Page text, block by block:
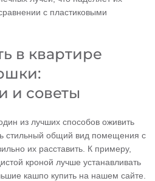
с пластиковыми
в квартире
и советы
из лучших способов оживить
стильный общий вид помещения с
их расставить. К примеру,
кроной лучше устанавливать
кашпо купить на нашем сайте.